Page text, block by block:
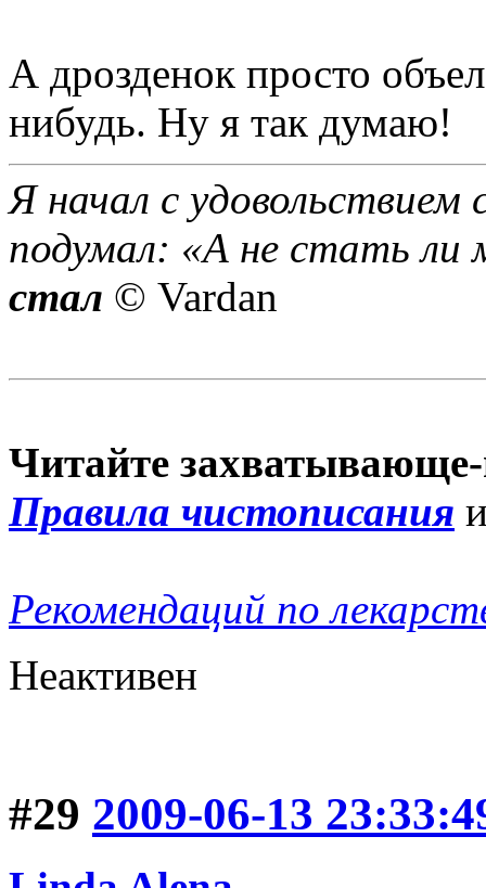
А дрозденок просто
нибудь. Ну я так думаю!
Я начал с
подумал: «А не стать ли
стал © Vardan
Читайте
Правила чистописания
Рекомендаций по
Неактивен
#29 2009-06-13